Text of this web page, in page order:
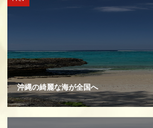
沖縄の綺麗な海が全国へ